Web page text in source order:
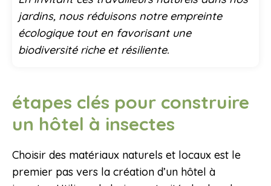
jardins, nous réduisons notre empreinte
écologique tout en favorisant une
biodiversité riche et résiliente.
étapes clés pour construire
un hôtel à insectes
Choisir des matériaux naturels et locaux est le
premier pas vers la création d’un hôtel à